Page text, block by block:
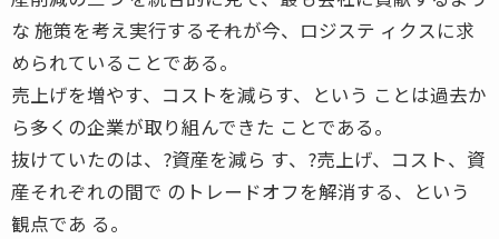
な 施策を考え実行する――それが今、ロジステ ィクスに求
められていることである。
売上げを増やす、コストを減らす、という ことは過去か
ら多くの企業が取り組んできた ことである。
抜けていたのは、?資産を減ら す、?売上げ、コスト、資
産それぞれの間で のトレードオフを解消する、という
観点であ る。